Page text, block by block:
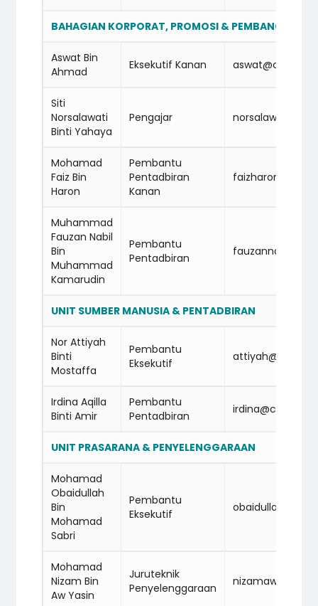
BAHAGIAN KORPORAT, PROMOSI & PEMBANGUNAN
Aswat Bin
Ahmad
Eksekutif Kanan
Siti
Norsalawati
Binti Yahaya
Pengajar
Mohamad
Faiz Bin
Haron
Pembantu
Pentadbiran
Kanan
Muhammad
Fauzan Nabil
Bin
Muhammad
Kamarudin
Pembantu
Pentadbiran
UNIT SUMBER MANUSIA & PENTADBIRAN
Nor Attiyah
Binti
Mostaffa
Pembantu
Eksekutif
Irdina Aqilla
Binti Amir
Pembantu
Pentadbiran
UNIT PRASARANA & PENYELENGGARAAN
Mohamad
Obaidullah
Bin
Mohamad
Sabri
Pembantu
Eksekutif
Mohamad
Nizam Bin
Aw Yasin
Juruteknik
Penyelenggaraan